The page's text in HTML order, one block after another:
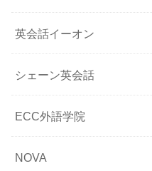
英会話イーオン
シェーン英会話
ECC外語学院
NOVA